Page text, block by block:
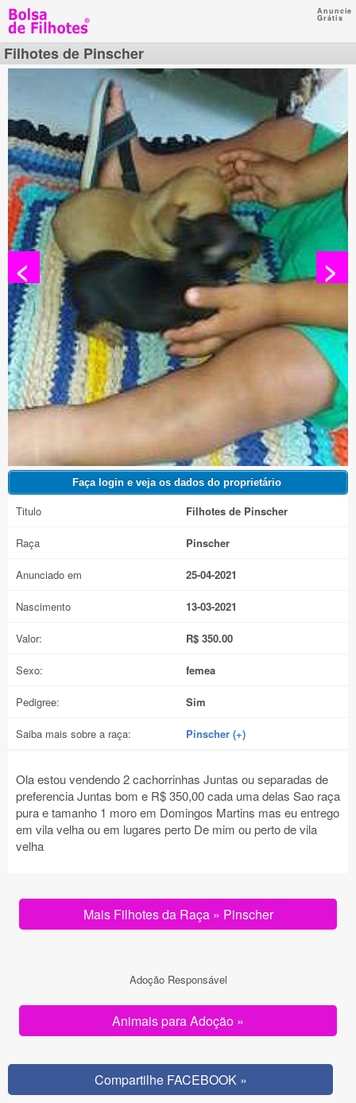
Anuncie
Grátis
Filhotes de Pinscher
>
<
Titulo Filhotes de Pinscher
Raça Pinscher
Anunciado em 25-04-2021
Nascimento 13-03-2021
Valor: R$ 350.00
Sexo: femea
Pedigree: Sim
Saiba mais sobre a raça: Pinscher (+)
Ola estou vendendo 2 cachorrinhas Juntas ou separadas de
preferencia Juntas bom e R$ 350,00 cada uma delas Sao raça
pura e tamanho 1 moro em Domingos Martins mas eu entrego
em vila velha ou em lugares perto De mim ou perto de vila
velha
Mais Filhotes da Raça » Pinscher
Adoção Responsável
Animais para Adoção »
Compartilhe FACEBOOK »